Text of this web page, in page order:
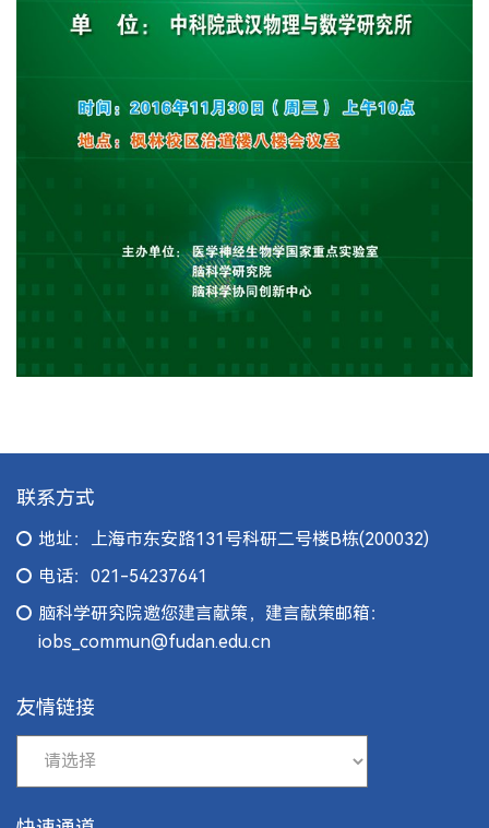
联系方式
地址：上海市东安路131号科研二号楼B栋(200032)
电话：021-54237641
脑科学研究院邀您建言献策，建言献策邮箱：
iobs_commun@fudan.edu.cn
友情链接